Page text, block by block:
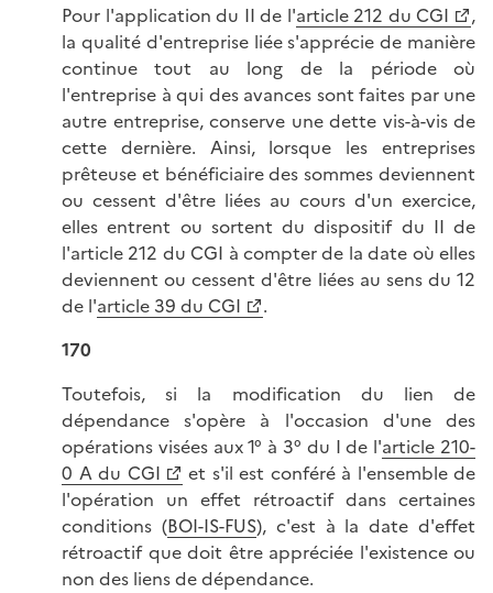
Pour l'application du II de l'article 212 du CGI
,
la qualité d'entreprise liée s'apprécie de manière
continue tout au long de la période où
l'entreprise à qui des avances sont faites par une
autre entreprise, conserve une dette vis-à-vis de
cette dernière. Ainsi, lorsque les entreprises
prêteuse et bénéficiaire des sommes deviennent
ou cessent d'être liées au cours d'un exercice,
elles entrent ou sortent du dispositif du II de
l'article 212 du CGI à compter de la date où elles
deviennent ou cessent d'être liées au sens du 12
de l'article 39 du CGI
.
170
Toutefois, si la modification du lien de
dépendance s'opère à l'occasion d'une des
opérations visées aux 1° à 3° du I de l'article 210-
0 A du CGI
et s'il est conféré à l'ensemble de
l'opération un effet rétroactif dans certaines
conditions (BOI-IS-FUS), c'est à la date d'effet
rétroactif que doit être appréciée l'existence ou
non des liens de dépendance.